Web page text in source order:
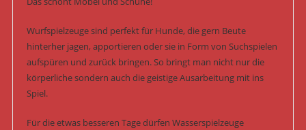
Wurfspielzeuge sind perfekt für Hunde, die gern Beute
hinterher jagen, apportieren oder sie in Form von Suchspielen
aufspüren und zurück bringen. So bringt man nicht nur die
körperliche sondern auch die geistige Ausarbeitung mit ins
Spiel.
Für die etwas besseren Tage dürfen Wasserspielzeuge